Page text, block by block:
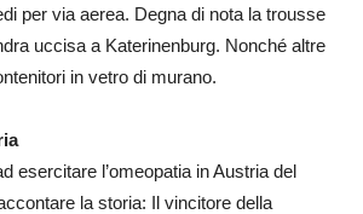
per via aerea. Degna di nota la trousse
uccisa a Katerinenburg. Nonché altre
in vetro di murano.
esercitare l’omeopatia in Austria del
la storia: Il vincitore della